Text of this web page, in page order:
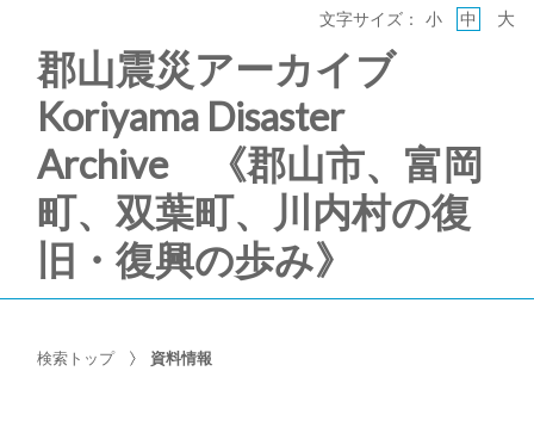
郡山震災アーカイブ
Koriyama Disaster
Archive 《郡山市、富岡
町、双葉町、川内村の復
旧・復興の歩み》
文字サイズ： 小 中 大
検索トップ 資料情報